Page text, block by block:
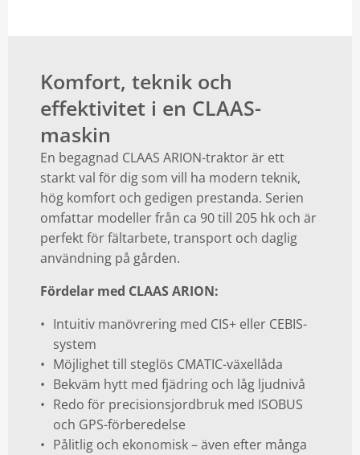
Komfort, teknik och
effektivitet i en CLAAS-
maskin
En begagnad CLAAS ARION-traktor är ett
starkt val för dig som vill ha modern teknik,
hög komfort och gedigen prestanda. Serien
omfattar modeller från ca 90 till 205 hk och är
perfekt för fältarbete, transport och daglig
användning på gården.
Fördelar med CLAAS ARION:
Intuitiv manövrering med CIS+ eller CEBIS-
system
Möjlighet till steglös CMATIC-växellåda
Bekväm hytt med fjädring och låg ljudnivå
Redo för precisionsjordbruk med ISOBUS
och GPS-förberedelse
Pålitlig och ekonomisk – även efter många